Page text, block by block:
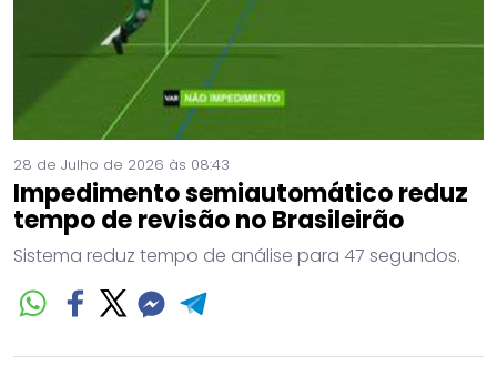
28 de Julho de 2026 às 08:43
Impedimento semiautomático reduz
tempo de revisão no Brasileirão
Sistema reduz tempo de análise para 47 segundos.